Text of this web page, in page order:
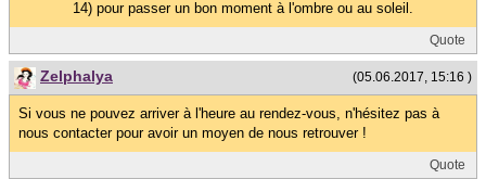
14) pour passer un bon moment à l'ombre ou au soleil.
Quote
(05.06.2017, 15:16 )
Zelphalya
Si vous ne pouvez arriver à l'heure au rendez-vous, n'hésitez pas à
nous contacter pour avoir un moyen de nous retrouver !
Quote